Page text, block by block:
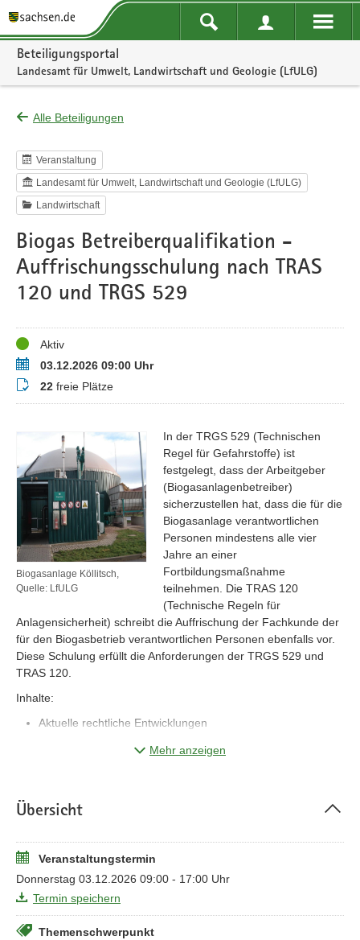
Portalnavigation
Beteiligungsportal
Landesamt für Umwelt, Landwirtschaft und Geologie (LfULG)
Alle Beteiligungen
Veranstaltung
Landesamt für Umwelt, Landwirtschaft und Geologie (LfULG)
Landwirtschaft
Biogas Betreiberqualifikation -
Auffrischungsschulung nach TRAS
120 und TRGS 529
StatusAktiv
Termin03.12.2026 09:00 Uhr
Buchungsstatus
22 freie Plätze
Biogasanlage Köllitsch,
Quelle: LfULG
In der TRGS 529 (Technischen
Regel für Gefahrstoffe) ist
festgelegt, dass der Arbeitgeber
(Biogasanlagenbetreiber)
sicherzustellen hat, dass die für die
Biogasanlage verantwortlichen
Personen mindestens alle vier
Jahre an einer
Fortbildungsmaßnahme
teilnehmen. Die TRAS 120
(Technische Regeln für
Anlagensicherheit) schreibt die Auffrischung der Fachkunde der
für den Biogasbetrieb verantwortlichen Personen ebenfalls vor.
Diese Schulung erfüllt die Anforderungen der TRGS 529 und
TRAS 120.
Inhalte:
Aktuelle rechtliche Entwicklungen
Gefährdungsbeurteilung
Dokumentations- und Prüfpflichten
Mehr anzeigen
Übersicht
Veranstaltungstermin
Donnerstag 03.12.2026 09:00 - 17:00 Uhr
Termin speichern
Themenschwerpunkt